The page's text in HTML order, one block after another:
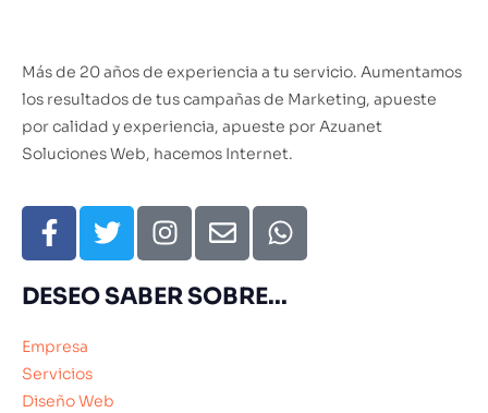
Más de 20 años de experiencia a tu servicio. Aumentamos
los resultados de tus campañas de Marketing, apueste
por calidad y experiencia, apueste por Azuanet
Soluciones Web, hacemos Internet.
DESEO SABER SOBRE...
Empresa
Servicios
Diseño Web